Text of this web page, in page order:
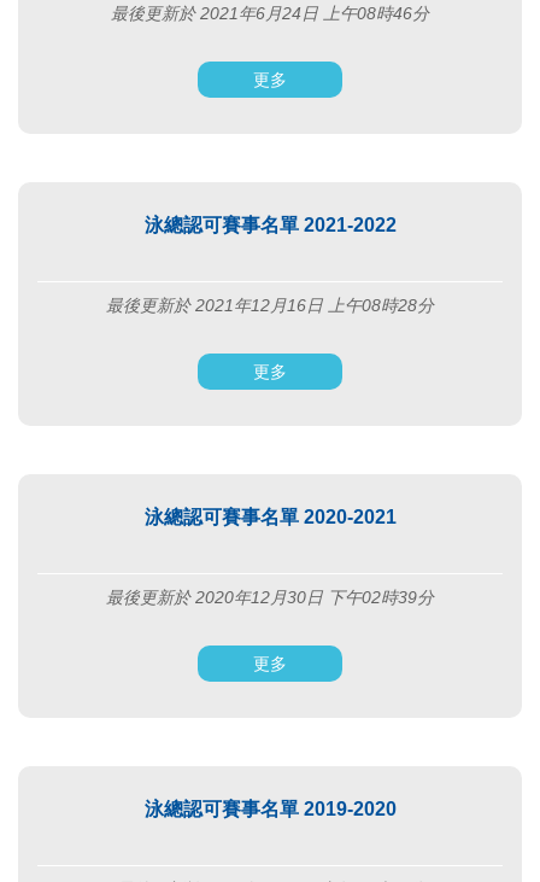
最後更新於 2021年6月24日 上午08時46分
更多
泳總認可賽事名單 2021-2022
最後更新於 2021年12月16日 上午08時28分
更多
泳總認可賽事名單 2020-2021
最後更新於 2020年12月30日 下午02時39分
更多
泳總認可賽事名單 2019-2020